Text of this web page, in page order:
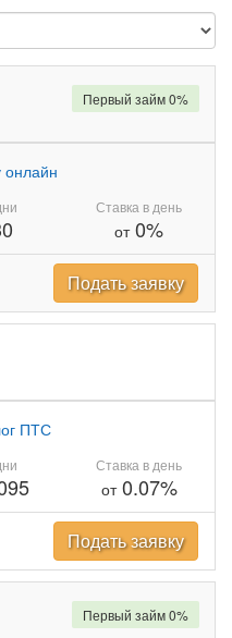
онлайн
Ставка в день
от0%
Первый займ 0%
Подать заявку
ПТС
Ставка в день
от0.07%
Подать заявку
Первый займ 0%